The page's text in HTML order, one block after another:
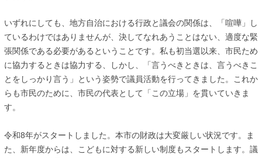
いずれにしても、地方自治における行政と議会の関係は、「喧嘩」し
ているわけではありませんが、決してなれあうことはない、適度な緊
張関係である必要があるということです。私も初当選以来、市民ため
に協力するときは協力する、しかし、「言うべきときは、言うべきこ
とをしっかり言う」という姿勢で議員活動を行ってきました。これか
らも市民のために、市民の代表として「この立場」を貫いていきま
す。
令和8年がスタートしました。本市の財政は大変厳しい状況です。ま
た、新年度からは、こどもに対する新しい制度もスタートします。議